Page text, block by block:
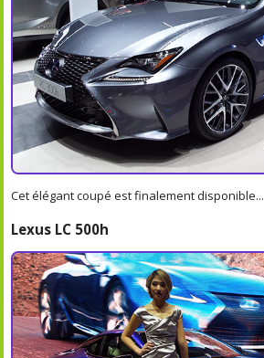
Cet élégant coupé est finalement disponible...
Lexus LC 500h